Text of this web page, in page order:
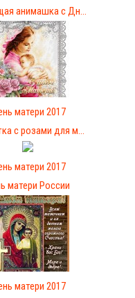
анимашка с Дн...
матери 2017
с розами для м...
матери 2017
матери России
матери 2017